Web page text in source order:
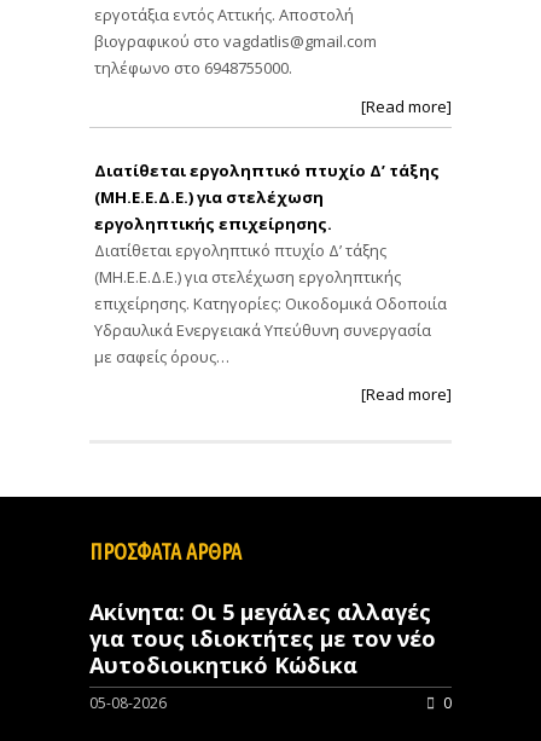
εργοτάξια εντός Αττικής. Αποστολή
βιογραφικού στο vagdatlis@gmail.com
τηλέφωνο στο 6948755000.
[Read more]
Διατίθεται εργοληπτικό πτυχίο Δ’ τάξης
(ΜΗ.Ε.Ε.Δ.Ε.) για στελέχωση
εργοληπτικής επιχείρησης.
Διατίθεται εργοληπτικό πτυχίο Δ’ τάξης
(ΜΗ.Ε.Ε.Δ.Ε.) για στελέχωση εργοληπτικής
επιχείρησης. Κατηγορίες: Οικοδομικά Οδοποιία
Υδραυλικά Ενεργειακά Υπεύθυνη συνεργασία
με σαφείς όρους…
[Read more]
ΠΡΟΣΦΑΤΑ ΑΡΘΡΑ
Ακίνητα: Οι 5 μεγάλες αλλαγές
για τους ιδιοκτήτες με τον νέο
Αυτοδιοικητικό Κώδικα
05-08-2026 0